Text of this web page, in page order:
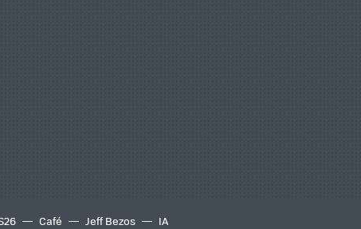
Café Jeff Bezos IA